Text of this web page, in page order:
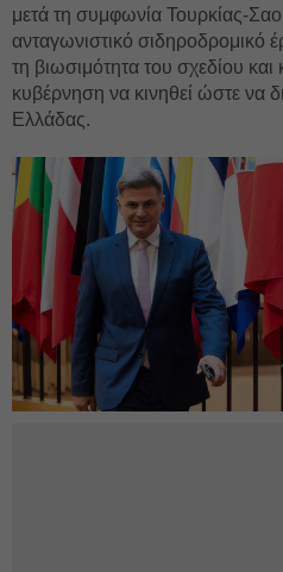
μετά τη συμφωνία Τουρκίας-
ανταγωνιστικό σιδηροδρομικό
τη βιωσιμότητα του σχεδίου και
κυβέρνηση να κινηθεί ώστε να
Ελλάδας.